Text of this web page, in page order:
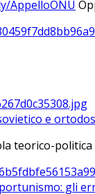
AppelloONU
e
teorico-
gli